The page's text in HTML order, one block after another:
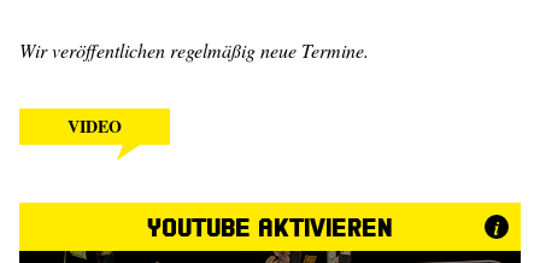
Wir veröffentlichen regelmäßig neue Termine.
VIDEO
YouTube aktivieren i